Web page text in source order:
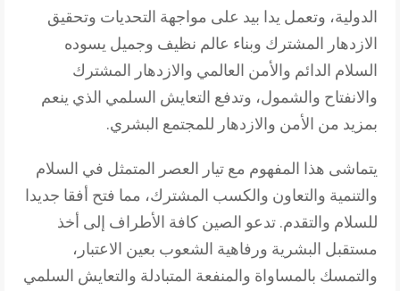
الدولية، وتعمل يدا بيد على مواجهة التحديات وتحقيق
الازدهار المشترك وبناء عالم نظيف وجميل يسوده
السلام الدائم والأمن العالمي والازدهار المشترك
والانفتاح والشمول، وتدفع التعايش السلمي الذي ينعم
بمزيد من الأمن والازدهار للمجتمع البشري.
يتماشى هذا المفهوم مع تيار العصر المتمثل في السلام
والتنمية والتعاون والكسب المشترك، مما فتح أفقا جديدا
للسلام والتقدم. تدعو الصين كافة الأطراف إلى أخذ
مستقبل البشرية ورفاهية الشعوب بعين الاعتبار،
والتمسك بالمساواة والمنفعة المتبادلة والتعايش السلمي